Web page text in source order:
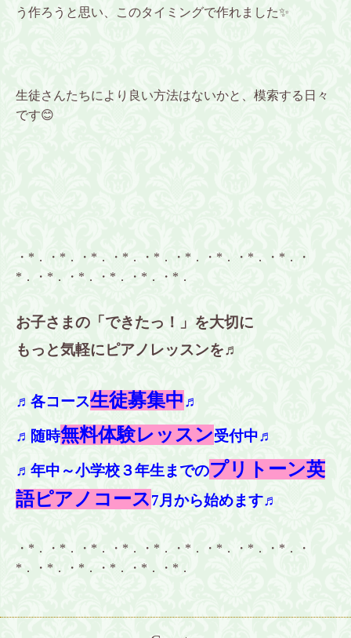
う作ろうと思い、このタイミングで作れました✨
生徒さんたちにより良い方法はないかと、模索する日々
です😊
・*．・*．・*．・*．・*．・*．・*．・*．・*．・
*．・*．・*．・*．・*．・*．
お子さまの「できたっ！」を大切に
もっと気軽にピアノレッスンを♬
♬各コース生徒募集中♬
♬随時無料体験レッスン受付中♬
♬年中～小学校３年生までのプリトーン英
語ピアノコース7月から始めます♬
・*．・*．・*．・*．・*．・*．・*．・*．・*．・
*．・*．・*．・*．・*．・*．